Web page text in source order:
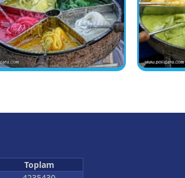
Toplam